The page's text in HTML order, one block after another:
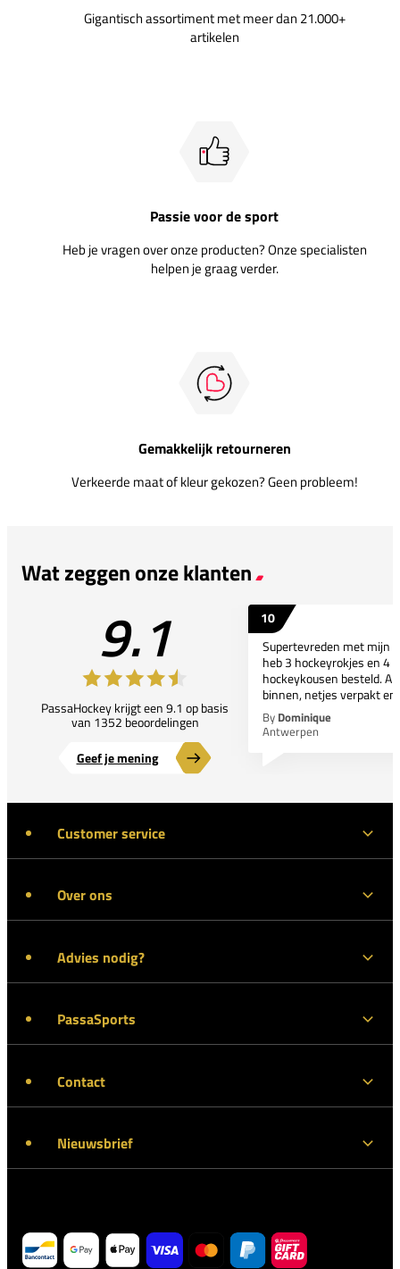
Gigantisch assortiment met meer dan 21.000+
artikelen
Passie voor de sport
Heb je vragen over onze producten? Onze specialisten
helpen je graag verder.
Gemakkelijk retourneren
Verkeerde maat of kleur gekozen? Geen probleem!
Wat zeggen onze klanten
9.1
PassaHockey krijgt een 9.1 op basis
van 1352 beoordelingen
Geef je mening
10
Supertevreden met mijn
heb 3 hockeyrokjes en 4
hockeykousen besteld.
binnen, netjes verpakt
By Dominique
Antwerpen
Customer service
Over ons
Advies nodig?
PassaSports
Contact
Nieuwsbrief